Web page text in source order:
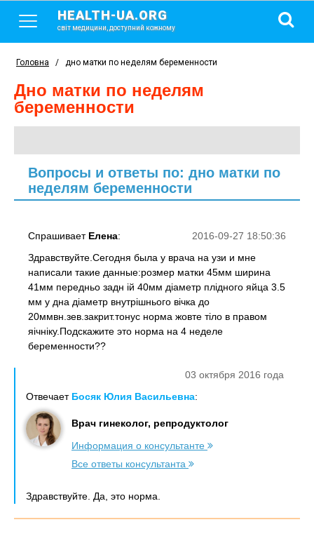
HEALTH-UA.ORG
світ медицини, доступний кожному
Головна / дно матки по неделям беременности
дно матки по неделям
беременности
Вопросы и ответы по: дно матки по
неделям беременности
2016-09-27 18:50:36
Спрашивает Елена:
Здравствуйте.Сегодня была у врача на узи и мне
написали такие данные:розмер матки 45мм ширина
41мм передньо задн ій 40мм діаметр плідного яйца 3.5
мм у дна діаметр внутрішнього вічка до
20ммвн.зев.закрит.тонус норма жовте тіло в правом
яічніку.Подскажите это норма на 4 неделе
беременности??
03 октября 2016 года
Отвечает Босяк Юлия Васильевна:
Врач гинеколог, репродуктолог
Информация о консультанте
Все ответы консультанта
Здравствуйте. Да, это норма.